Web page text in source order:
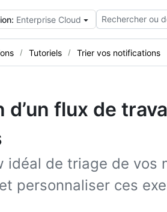
Enterprise Cloud Rechercher ou
Tutoriels Trier vos notifications
d’un flux de
idéal de triage de vos
personnaliser ces